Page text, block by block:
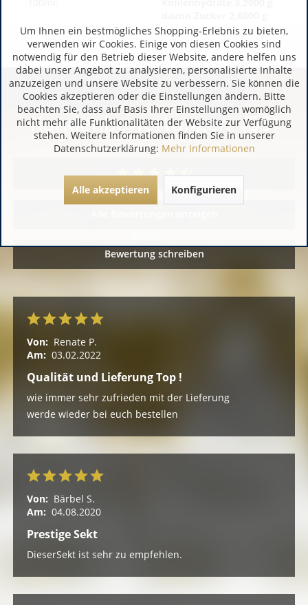
Kundenbewertungen (53)
Bewertung schreiben
Von: Renate P.
Am: 03.02.2022
Qualität und Lieferung Top !
wie immer sehr zufrieden mit der Lieferung
werde wieder bei euch bestellen
Von: Bärbel S.
Am: 04.08.2020
Prestige Sekt
DieserSekt ist sehr zu empfehlen.
Um Ihnen ein bestmögliches Shopping-Erlebnis zu bieten,
verwenden wir Cookies. Einige von diesen Cookies sind
notwendig für den Betrieb dieser Website, andere helfen uns
dabei unser Angebot zu analysieren, personalisierte Inhalte
anzuzeigen und unsere Website zu verbessern. Sie können die
Cookies akzeptieren oder die Einstellungen ändern. Bitte
beachten Sie, dass auf Basis Ihrer Einstellungen womöglich
nicht mehr alle Funktionalitäten der Website zur Verfügung
stehen. Weitere Informationen finden Sie in unserer
Datenschutzerklärung: Mehr Informationen
Alle akzeptieren Konfigurieren